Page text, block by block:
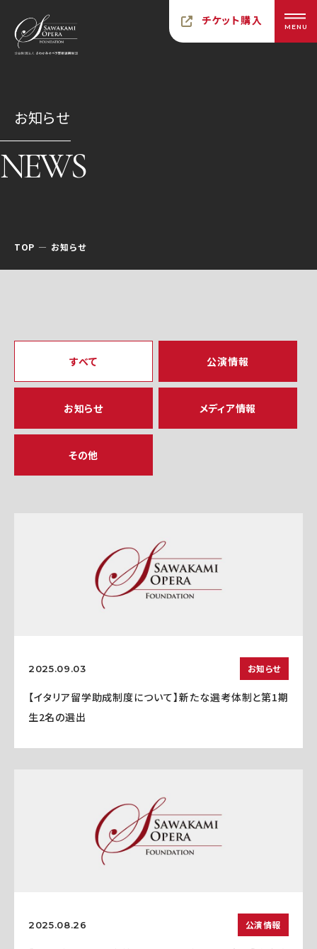
チケット購入 MENU
お知らせ
NEWS
TOP お知らせ
すべて 公演情報
お知らせ メディア情報
その他
2025.09.03 お知らせ
【イタリア留学助成制度について】新たな選考体制と第1期
生2名の選出
2025.08.26 公演情報